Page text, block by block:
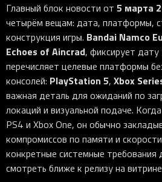
Главный блок новости от 5 марта
четырём вещам: дата, платформы,
конструкция игры. Bandai Namco
Echoes of Aincrad, фиксирует дату
перечисляет целевые платформы
консолей: PlayStation 5, Xbox
важная деталь для ожиданий по
локаций и визуальной подаче.
PS4 и Xbox One, он обычно
компромиссов по памяти и
конкретные системные
смотреть ближе к релизу на